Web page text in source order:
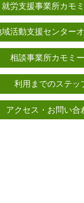
就労支援事業所カモ
域活動支援センター
相談事業所カモミ
利用までのステッ
アクセス・お問い合